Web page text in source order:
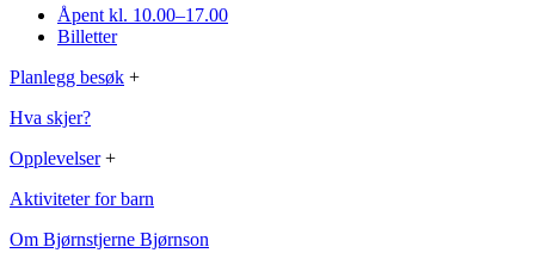
Åpent kl. 10.00–17.00
Billetter
Planlegg besøk +
Hva skjer?
Opplevelser +
Aktiviteter for barn
Om Bjørnstjerne Bjørnson